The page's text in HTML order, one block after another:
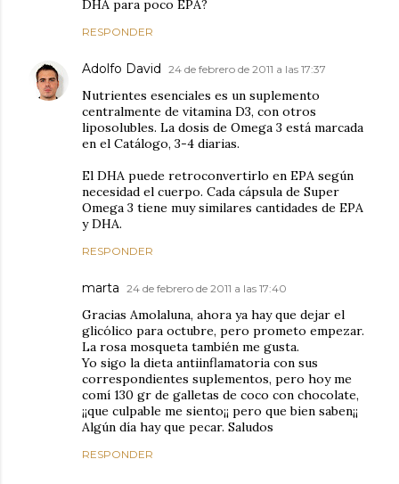
DHA para poco EPA?
RESPONDER
Adolfo David 24 de febrero de 2011 a las 17:37
Nutrientes esenciales es un suplemento
centralmente de vitamina D3, con otros
liposolubles. La dosis de Omega 3 está marcada
en el Catálogo, 3-4 diarias.
El DHA puede retroconvertirlo en EPA según
necesidad el cuerpo. Cada cápsula de Super
Omega 3 tiene muy similares cantidades de EPA
y DHA.
RESPONDER
marta 24 de febrero de 2011 a las 17:40
Gracias Amolaluna, ahora ya hay que dejar el
glicólico para octubre, pero prometo empezar.
La rosa mosqueta también me gusta.
Yo sigo la dieta antiinflamatoria con sus
correspondientes suplementos, pero hoy me
comí 130 gr de galletas de coco con chocolate,
¡¡que culpable me siento¡¡ pero que bien saben¡¡
Algún día hay que pecar. Saludos
RESPONDER